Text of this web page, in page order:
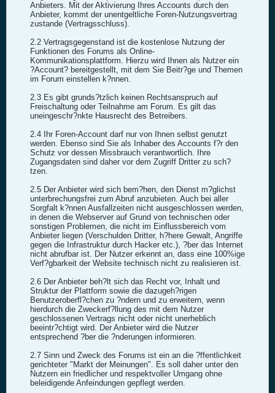
Anbieters. Mit der Aktivierung Ihres Accounts durch den
Anbieter, kommt der unentgeltliche Foren-Nutzungsvertrag
zustande (Vertragsschluss).
2.2 Vertragsgegenstand ist die kostenlose Nutzung der
Funktionen des Forums als Online-
Kommunikationsplattform. Hierzu wird Ihnen als Nutzer ein
?Account? bereitgestellt, mit dem Sie Beitr?ge und Themen
im Forum einstellen k?nnen.
2.3 Es gibt grunds?tzlich keinen Rechtsanspruch auf
Freischaltung oder Teilnahme am Forum. Es gilt das
uneingeschr?nkte Hausrecht des Betreibers.
2.4 Ihr Foren-Account darf nur von Ihnen selbst genutzt
werden. Ebenso sind Sie als Inhaber des Accounts f?r den
Schutz vor dessen Missbrauch verantwortlich. Ihre
Zugangsdaten sind daher vor dem Zugriff Dritter zu sch?
tzen.
2.5 Der Anbieter wird sich bem?hen, den Dienst m?glichst
unterbrechungsfrei zum Abruf anzubieten. Auch bei aller
Sorgfalt k?nnen Ausfallzeiten nicht ausgeschlossen werden,
in denen die Webserver auf Grund von technischen oder
sonstigen Problemen, die nicht im Einflussbereich vom
Anbieter liegen (Verschulden Dritter, h?here Gewalt, Angriffe
gegen die Infrastruktur durch Hacker etc.), ?ber das Internet
nicht abrufbar ist. Der Nutzer erkennt an, dass eine 100%ige
Verf?gbarkeit der Website technisch nicht zu realisieren ist.
2.6 Der Anbieter beh?lt sich das Recht vor, Inhalt und
Struktur der Plattform sowie die dazugeh?rigen
Benutzeroberfl?chen zu ?ndern und zu erweitern, wenn
hierdurch die Zweckerf?llung des mit dem Nutzer
geschlossenen Vertrags nicht oder nicht unerheblich
beeintr?chtigt wird. Der Anbieter wird die Nutzer
entsprechend ?ber die ?nderungen informieren.
2.7 Sinn und Zweck des Forums ist ein an die ?ffentlichkeit
gerichteter "Markt der Meinungen". Es soll daher unter den
Nutzern ein friedlicher und respektvoller Umgang ohne
beleidigende Anfeindungen gepflegt werden.